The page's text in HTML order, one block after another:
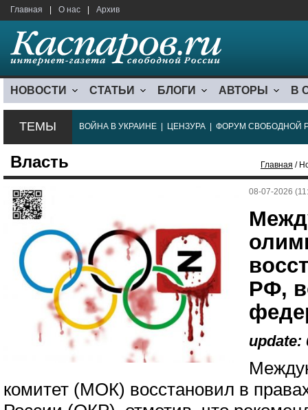
Главная О нас Архив
НОВОСТИ СТАТЬИ БЛОГИ АВТОРЫ В
ТЕМЫ ВОЙНА В УКРАИНЕ ЦЕНЗУРА ФОРУМ СВОБОДНОЙ
Власть Главная /
08-07-2026
РФ,
update:
комитет (МОК) восстановил в